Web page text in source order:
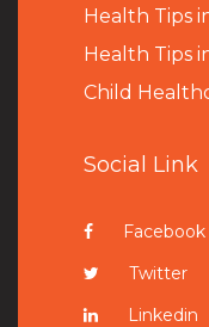
Health Tips
Health Tips
Child
Social Link
Facebook
Twitter
Linkedin